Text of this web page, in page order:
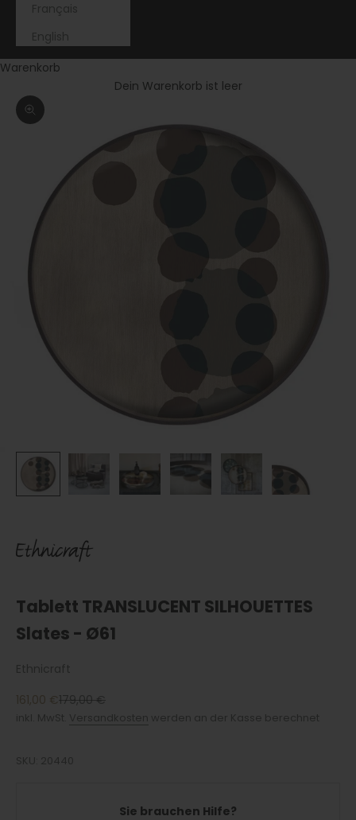
Français
English
Warenkorb
Dein Warenkorb ist leer
Bild vergrößern
Tablett TRANSLUCENT SILHOUETTES
Slates - Ø61
Ethnicraft
Angebot
161,00 €Regulärer Preis
179,00 €
inkl. MwSt. Versandkosten werden an der Kasse berechnet
SKU: 20440
Sie brauchen Hilfe?